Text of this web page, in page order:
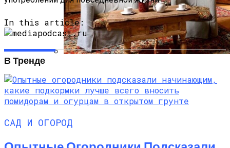
И Другие Особенности Этого
Направления
In this article:
В Тренде
САД И ОГОРОД